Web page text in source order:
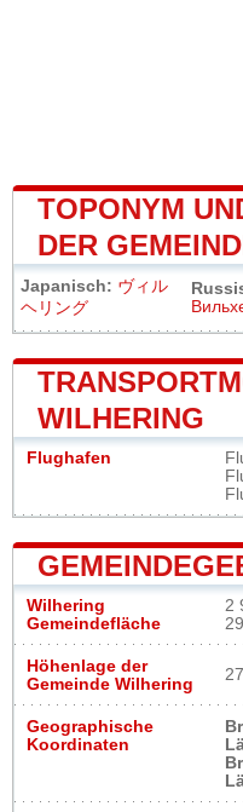
TOPONYM
DER
Japanisch: ヴィル
ヘリング
WILHERING
Flughafen
Wilhering
Gemeindefläche
2
Höhenlage der
Gemeinde Wilhering
Geographische
Koordinaten